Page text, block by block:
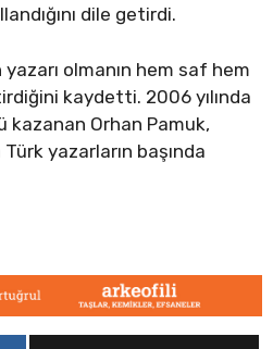
dile getirdi.
olmanın hem saf hem
kaydetti. 2006 yılında
kazanan Orhan Pamuk,
yazarların başında